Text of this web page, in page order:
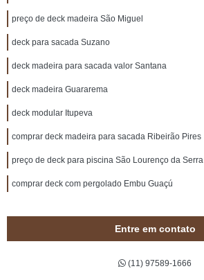
preço de deck madeira São Miguel
deck para sacada Suzano
deck madeira para sacada valor Santana
deck madeira Guararema
deck modular Itupeva
comprar deck madeira para sacada Ribeirão Pires
preço de deck para piscina São Lourenço da Serra
comprar deck com pergolado Embu Guaçú
Entre em contato
(11) 97589-1666